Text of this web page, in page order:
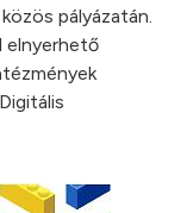
pályázatán.
elnyerhető